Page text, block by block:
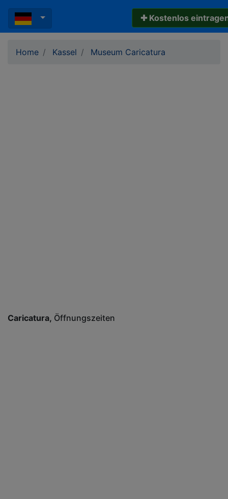
✚ Kostenlos
Home Kassel Museum Caricatura
Caricatura Öffnungszeiten